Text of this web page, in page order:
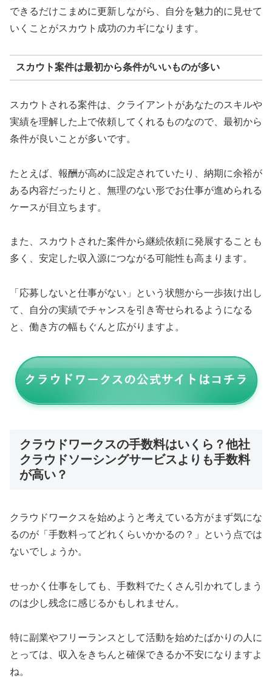
できるだけこまめに更新しながら、自分を魅力的に見せて
いくことがスカウト成功のカギになります。
スカウト案件は最初から条件がいいものが多い
スカウトされる案件は、クライアントがあなたのスキルや
実績を理解した上で依頼してくれるものなので、最初から
条件が良いことが多いです。
たとえば、報酬が高めに設定されていたり、納期に余裕が
ある内容だったりと、無理のない形でお仕事が進められる
ケースが目立ちます。
また、スカウトされた案件から継続依頼に発展することも
多く、安定した収入源につながる可能性も高まります。
「応募しないと仕事がない」という状態から一歩抜け出し
て、自分の実績でチャンスを引き寄せられるようになる
と、働き方の幅もぐんと広がりますよ。
クラウドワークスの手数料はいくら？他社
クラウドソーシングサービスよりも手数料
が高い？
クラウドワークスを始めようと考えている方がまず気にな
るのが「手数料ってどれくらいかかるの？」という点では
ないでしょうか。
せっかく仕事をしても、手数料でたくさん引かれてしまう
のは少し残念に感じるかもしれません。
特に副業やフリーランスとして活動を始めたばかりの人に
とっては、収入をきちんと確保できるか不安になりますよ
ね。